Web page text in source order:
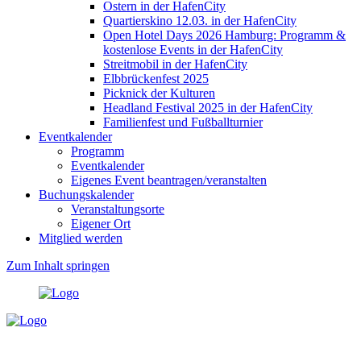
Ostern in der HafenCity
Quartierskino 12.03. in der HafenCity
Open Hotel Days 2026 Hamburg: Programm &
kostenlose Events in der HafenCity
Streitmobil in der HafenCity
Elbbrückenfest 2025
Picknick der Kulturen
Headland Festival 2025 in der HafenCity
Familienfest und Fußballturnier
Eventkalender
Programm
Eventkalender
Eigenes Event beantragen/veranstalten
Buchungskalender
Veranstaltungsorte
Eigener Ort
Mitglied werden
Zum Inhalt springen